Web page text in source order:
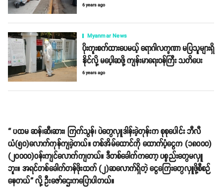
6 years ago
Myanmar News
ပိုးကူးစက်ထားပေမယ့် ရောဂါလက္ခဏာ မပြသူများရှိ
နိုင်လို့ မပေ့ါဆဖို့ ကျန်းမာရေးဝန်ကြီး သတိပေး
6 years ago
“ ပထမ ဆန်၊ဆီ၊ဆား၊ ကြက်သွန်၊ ပဲတွေလှူဒါန်းခဲ့တုန်းက စုစုပေါင်း ဘီလီ
ယံ(၅၀)လောက်ကုန်ကျခဲ့တယ်။ တစ်အိမ်ထောင်ကို ထောက်ပံ့ငွေက (၁၈၀၀၀)
(၂၀၀၀၀)ဝန်းကျင်လောက်ကျတယ်။ ဒီတစ်ခေါက်ကတော့ ပစ္စည်းတွေမလှူ
ဘူး။ အရင်တစ်ခေါက်တန်ဖိုးထက် (၂)ဆလောက်ရှိတဲ့ ငွေကြေးတွေလှူဖို့စီစဉ်
နေတယ်” လို့ ဦးဇော်ဌေးကပြောပါတယ်။